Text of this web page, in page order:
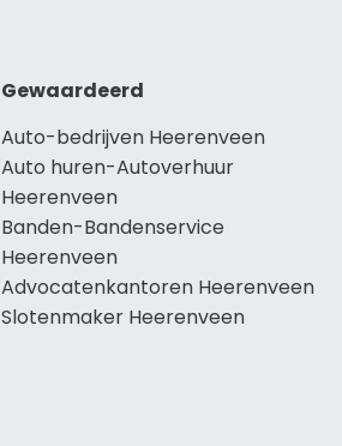
Gewaardeerd
Auto-bedrijven Heerenveen
Auto huren-Autoverhuur
Heerenveen
Banden-Bandenservice
Heerenveen
Advocatenkantoren Heerenveen
Slotenmaker Heerenveen